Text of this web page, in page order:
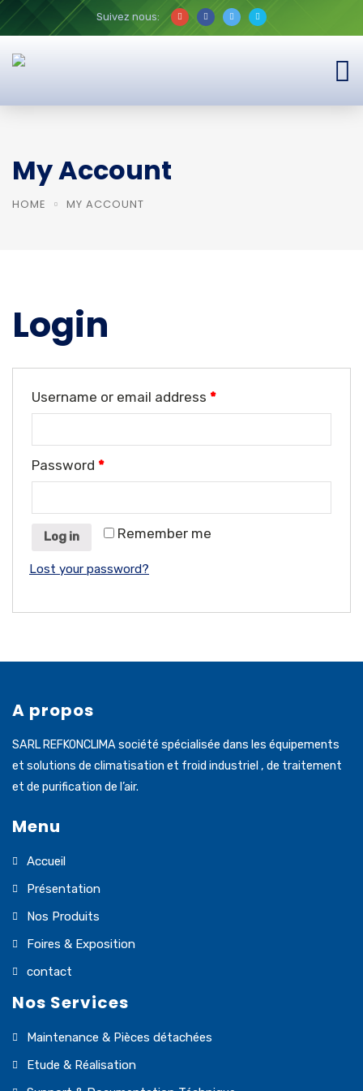
Suivez nous:
My Account
HOME MY ACCOUNT
Login
Username or email address *
Password *
Remember me
Log in
Lost your password?
A propos
SARL REFKONCLIMA société spécialisée dans les équipements
et solutions de climatisation et froid industriel , de traitement
et de purification de l’air.
Menu
Accueil
Présentation
Nos Produits
Foires & Exposition
contact
Nos Services
Maintenance & Pièces détachées
Etude & Réalisation